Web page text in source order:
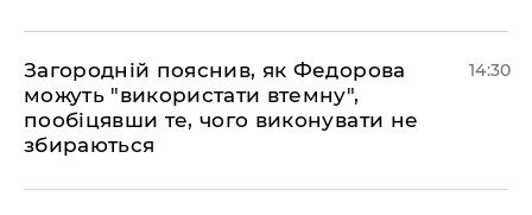
Загородній пояснив, як Федорова
можуть "використати втемну",
пообіцявши те, чого виконувати не
збираються
14:30